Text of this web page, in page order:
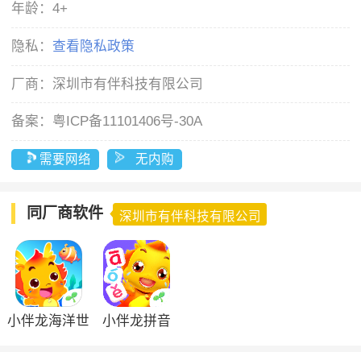
年龄：4+
隐私： 查看隐私政策
厂商： 深圳市有伴科技有限公司
备案： 粤ICP备11101406号-30A
需要网络 无内购
同厂商软件 深圳市有伴科技有限公司
小伴龙海洋世
小伴龙拼音